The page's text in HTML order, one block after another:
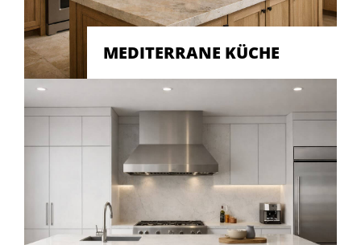
MEDITERRANE KÜCHE